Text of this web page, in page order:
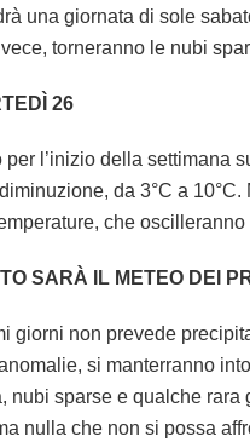
una giornata di sole
torneranno le nubi
26
per l’inizio della settimana
da 3°C a
che oscilleranno
SARÀ IL METEO DEI
giorni non prevede
si manterranno
nubi sparse e qualche
nulla che non si possa